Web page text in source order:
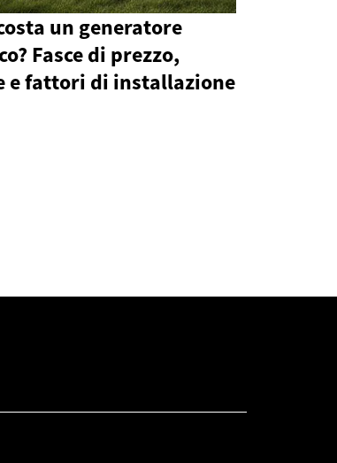
un generatore
Fasce di prezzo,
e fattori di installazione